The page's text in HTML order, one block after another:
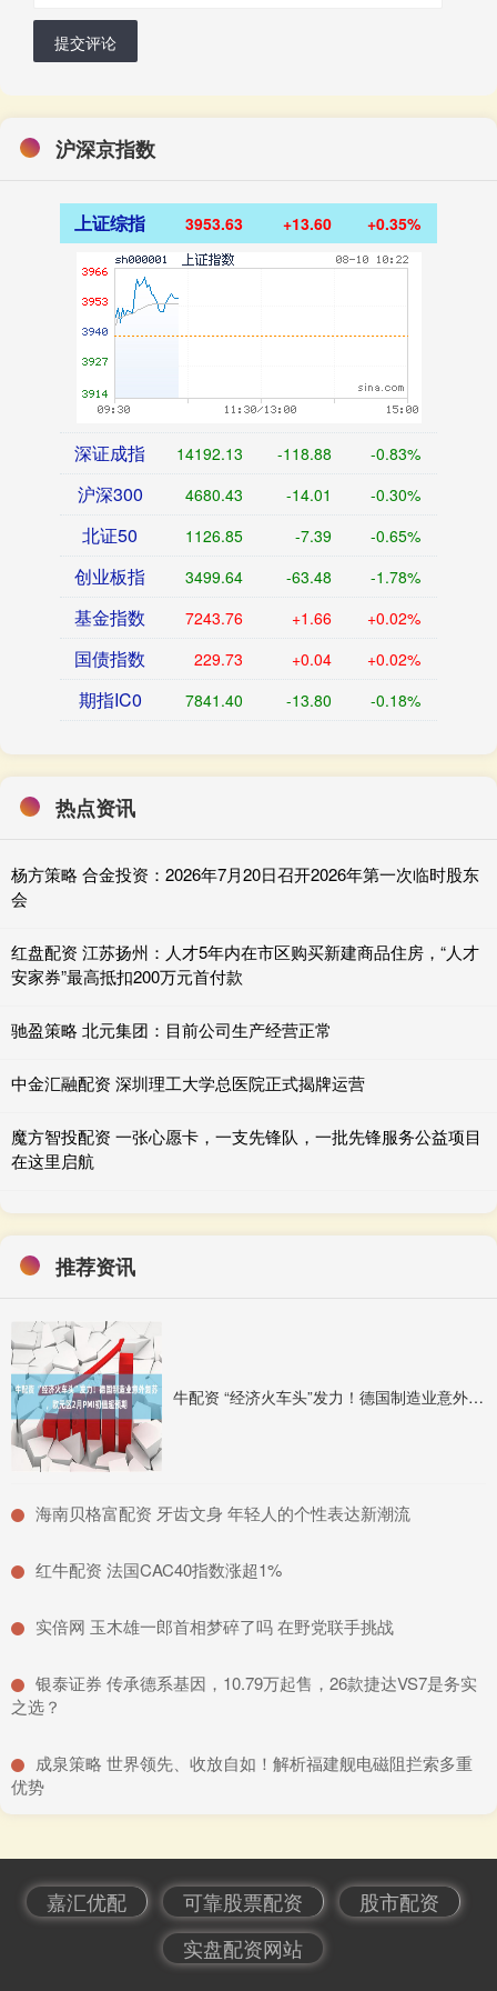
提交评论
沪深京指数
上证综指 3953.63 +13.60 +0.35%
深证成指 14192.13 -118.88 -0.83%
沪深300 4680.43 -14.01 -0.30%
北证50 1126.85 -7.39 -0.65%
创业板指 3499.64 -63.48 -1.78%
基金指数 7243.76 +1.66 +0.02%
国债指数 229.73 +0.04 +0.02%
期指IC0 7841.40 -13.80 -0.18%
热点资讯
杨方策略 合金投资：2026年7月20日召开2026年第一次临时股东
会
红盘配资 江苏扬州：人才5年内在市区购买新建商品住房，“人才
安家券”最高抵扣200万元首付款
驰盈策略 北元集团：目前公司生产经营正常
中金汇融配资 深圳理工大学总医院正式揭牌运营
魔方智投配资 一张心愿卡，一支先锋队，一批先锋服务公益项目
在这里启航
推荐资讯
牛配资 “经济火车头”发力！德国制造业意外复苏，欧元区2月PMI初值超预期
​海南贝格富配资 牙齿文身 年轻人的个性表达新潮流
​红牛配资 法国CAC40指数涨超1%
​实倍网 玉木雄一郎首相梦碎了吗 在野党联手挑战
​银泰证券 传承德系基因，10.79万起售，26款捷达VS7是务实
之选？
​成泉策略 世界领先、收放自如！解析福建舰电磁阻拦索多重
优势
嘉汇优配 可靠股票配资
股市配资
实盘配资网站